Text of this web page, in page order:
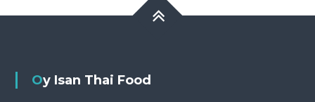
Oy Isan Thai Food